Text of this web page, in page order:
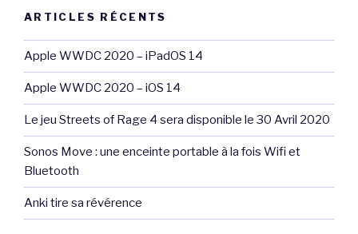
ARTICLES RÉCENTS
Apple WWDC 2020 – iPadOS 14
Apple WWDC 2020 – iOS 14
Le jeu Streets of Rage 4 sera disponible le 30 Avril 2020
Sonos Move : une enceinte portable à la fois Wifi et
Bluetooth
Anki tire sa révérence